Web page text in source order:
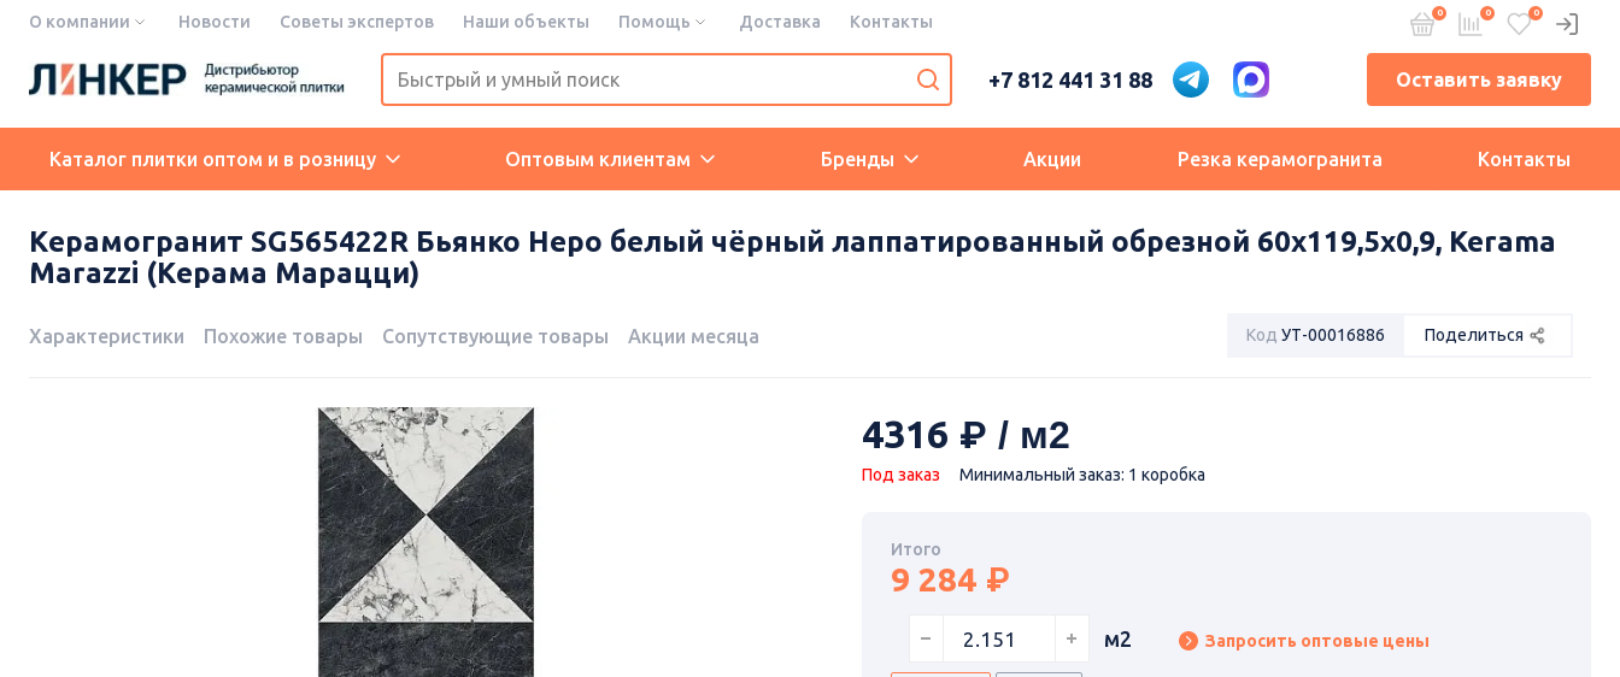
О компании Новости Советы экспертов Наши объекты Помощь Доставка Контакты
+7 812 441 31 88 Оставить заявку
Каталог плитки оптом и в розницу Оптовым клиентам Бренды Акции Резка керамогранита Контакты
Керамогранит SG565422R Бьянко Неро белый чёрный лаппатированный обрезной 60x119,5x0,9, Kerama
Marazzi (Керама Марацци)
Характеристики Похожие товары Сопутствующие товары Акции месяца Код УТ-00016886 Поделиться
4316
Под заказ Минимальный заказ: 1 коробка
Итого
9 284
м2 Запросить оптовые цены